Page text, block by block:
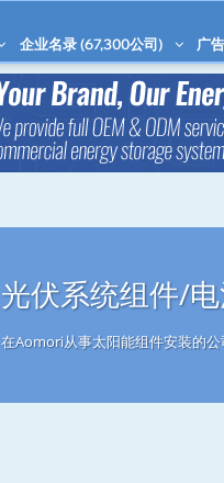
企业名录 (67,300公司) 广
光伏系统组件/
在Aomori从事太阳能组件安装的